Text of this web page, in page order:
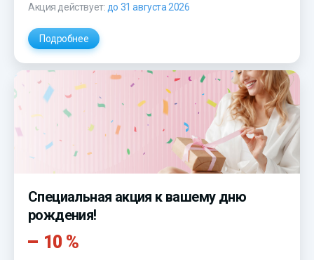
Акция действует: до 31 августа 2026
Подробнее
Специальная акция к вашему дню
рождения!
10 %